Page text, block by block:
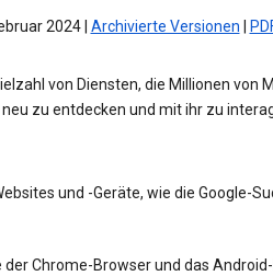
2024 | Archivierte Versionen
von Diensten, die Millionen von
zu entdecken und mit ihr zu
und -Geräte, wie die Google-
Chrome-Browser und das